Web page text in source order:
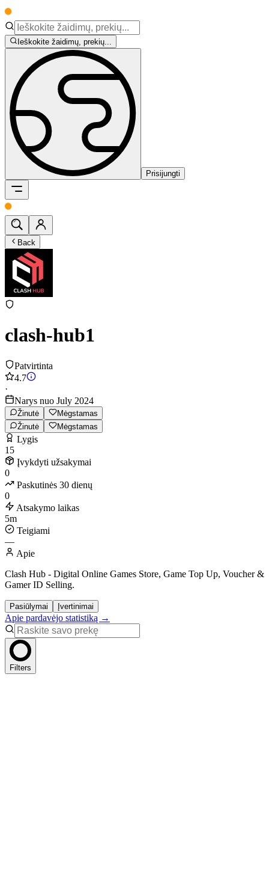
Ieškokite žaidimų, prekių...
Prisijungti
Back
clash-hub1
Patvirtinta
4.7
·
Narys nuo July 2024
Žinutė
Mėgstamas
Žinutė
Mėgstamas
Lygis
15
Įvykdyti užsakymai
0
Paskutinės 30 dienų
0
Atsakymo laikas
5m
Teigiami
—
Apie
Clash Hub - Digital Online Games Store, Game Top Up, Voucher &
Gamer ID Selling.
Pasiūlymai Įvertinimai
Apie pardavėjo statistiką →
Filters